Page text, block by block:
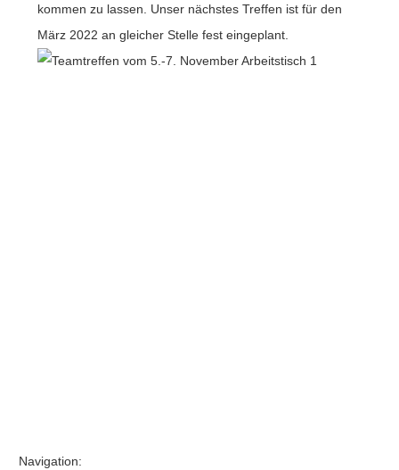
kommen zu lassen. Unser nächstes Treffen ist für den
März 2022 an gleicher Stelle fest eingeplant.
Navigation: